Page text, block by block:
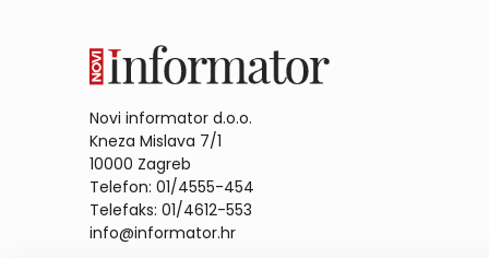
Novi informator d.o.o.
Kneza Mislava 7/1
10000 Zagreb
Telefon: 01/4555-454
Telefaks: 01/4612-553
info@informator.hr